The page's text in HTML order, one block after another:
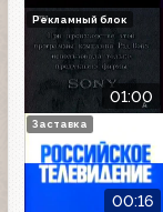
01:00
Рекламный блок
00:16
Заставка